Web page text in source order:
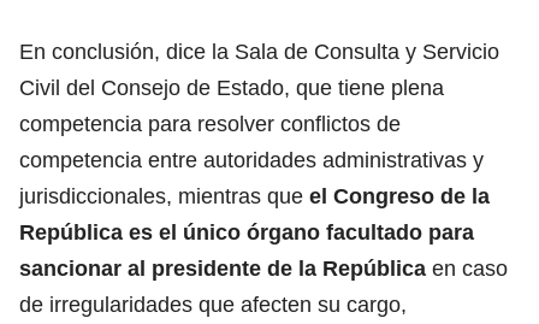
En conclusión, dice la Sala de Consulta y Servicio
Civil del Consejo de Estado, que tiene plena
competencia para resolver conflictos de
competencia entre autoridades administrativas y
jurisdiccionales, mientras que el Congreso de la
República es el único órgano facultado para
sancionar al presidente de la República en caso
de irregularidades que afecten su cargo,